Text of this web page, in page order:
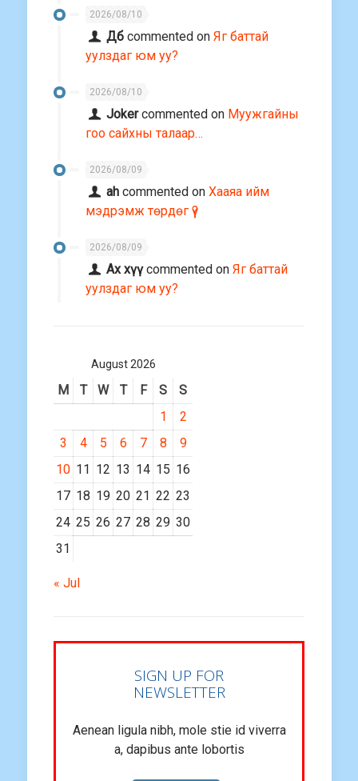
2026/08/10
Дб commented onЯг баттай
уулздаг юм уу?
2026/08/10
Jokercommented on Муужгайны
гоо сайхны талаар…
2026/08/09
ah commented onХааяа ийм
мэдрэмж төрдөг үү?
2026/08/09
Ах хүүcommented onЯг баттай
уулздаг юм уу?
August 2026
M T W T F S
S
1
2
3
4 5 6 7 8
9
10 11 12 13 14 15 16
17 18 19 20 21 22 23
24 25 26 27 28 29 30
31
« Jul
SIGN UP FOR
NEWSLETTER
Aenean ligula nibh, mole stie id viverra
a, dapibus ante lobortis